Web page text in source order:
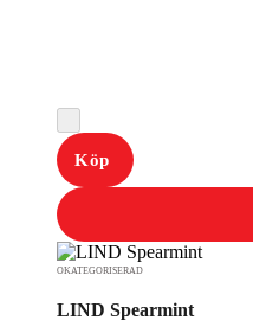
Köp
OKATEGORISERAD
LIND Spearmint